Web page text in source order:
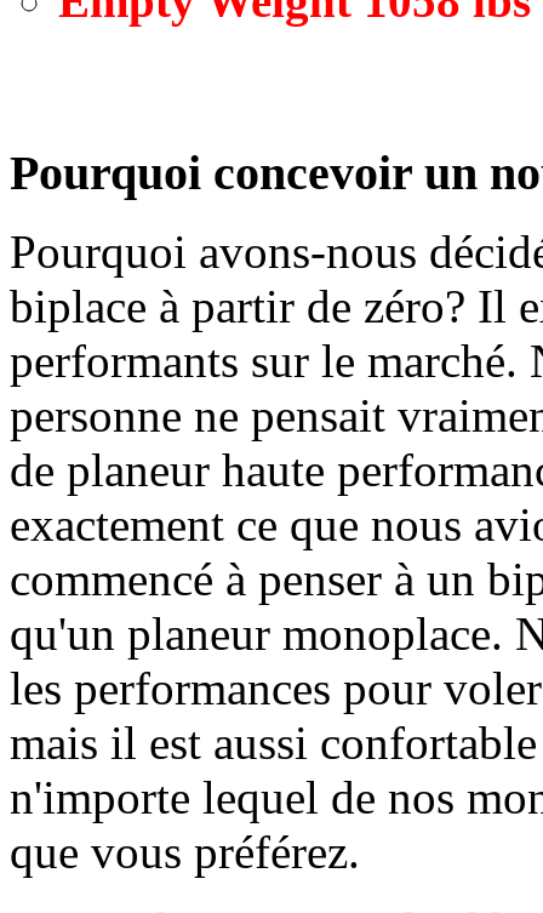
Pourquoi concevoir un
Pourquoi avons-nous
biplace à partir de zéro? Il
performants sur le marché.
personne ne pensait
de planeur haute
exactement ce que nous
commencé à penser à un
qu'un planeur monoplace.
les performances pour
mais il est aussi
n'importe lequel de nos
que vous préférez.